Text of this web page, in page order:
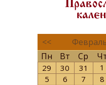
<<
Пн
Вт Ср
29 30 31 1
5
6 7 8